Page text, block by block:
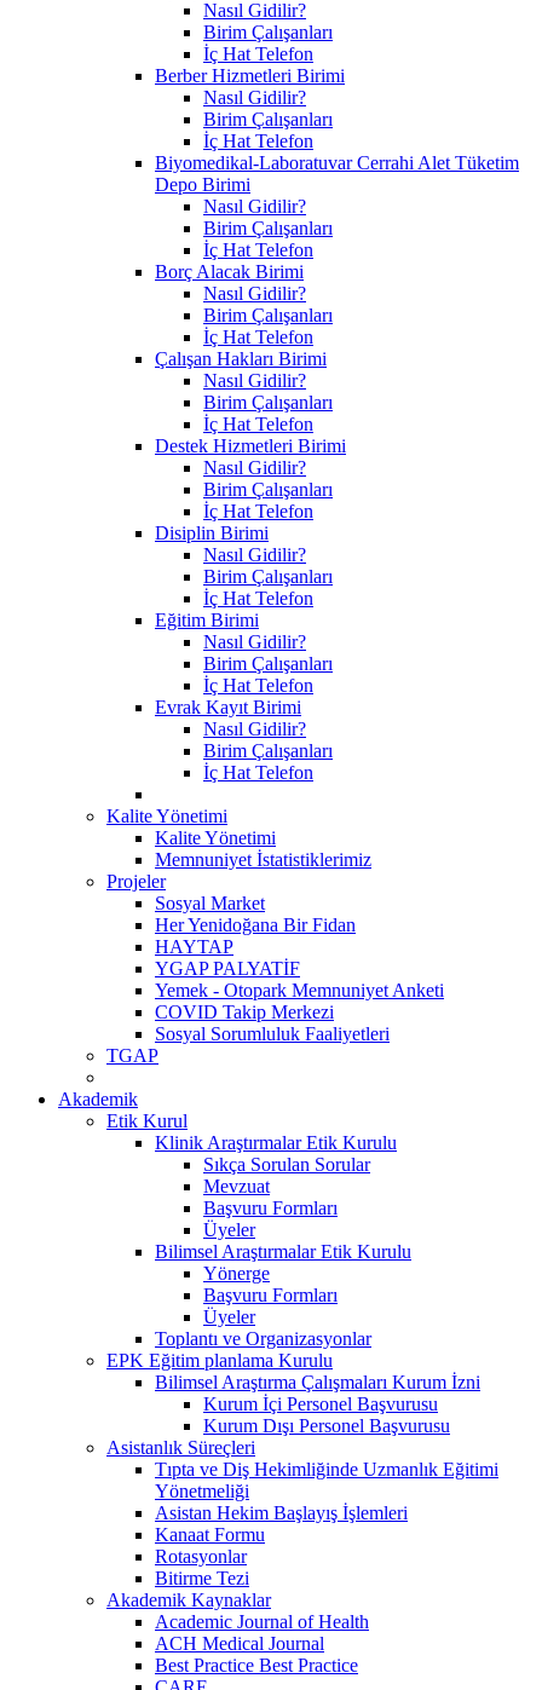
Nasıl Gidilir?
Birim Çalışanları
İç Hat Telefon
Berber Hizmetleri Birimi
Nasıl Gidilir?
Birim Çalışanları
İç Hat Telefon
Biyomedikal-Laboratuvar Cerrahi Alet Tüketim
Depo Birimi
Nasıl Gidilir?
Birim Çalışanları
İç Hat Telefon
Borç Alacak Birimi
Nasıl Gidilir?
Birim Çalışanları
İç Hat Telefon
Çalışan Hakları Birimi
Nasıl Gidilir?
Birim Çalışanları
İç Hat Telefon
Destek Hizmetleri Birimi
Nasıl Gidilir?
Birim Çalışanları
İç Hat Telefon
Disiplin Birimi
Nasıl Gidilir?
Birim Çalışanları
İç Hat Telefon
Eğitim Birimi
Nasıl Gidilir?
Birim Çalışanları
İç Hat Telefon
Evrak Kayıt Birimi
Nasıl Gidilir?
Birim Çalışanları
İç Hat Telefon
Kalite Yönetimi
Kalite Yönetimi
Memnuniyet İstatistiklerimiz
Projeler
Sosyal Market
Her Yenidoğana Bir Fidan
HAYTAP
YGAP PALYATİF
Yemek - Otopark Memnuniyet Anketi
COVID Takip Merkezi
Sosyal Sorumluluk Faaliyetleri
TGAP
Akademik
Etik Kurul
Klinik Araştırmalar Etik Kurulu
Sıkça Sorulan Sorular
Mevzuat
Başvuru Formları
Üyeler
Bilimsel Araştırmalar Etik Kurulu
Yönerge
Başvuru Formları
Üyeler
Toplantı ve Organizasyonlar
EPK Eğitim planlama Kurulu
Bilimsel Araştırma Çalışmaları Kurum İzni
Kurum İçi Personel Başvurusu
Kurum Dışı Personel Başvurusu
Asistanlık Süreçleri
Tıpta ve Diş Hekimliğinde Uzmanlık Eğitimi
Yönetmeliği
Asistan Hekim Başlayış İşlemleri
Kanaat Formu
Rotasyonlar
Bitirme Tezi
Akademik Kaynaklar
Academic Journal of Health
ACH Medical Journal
Best Practice Best Practice